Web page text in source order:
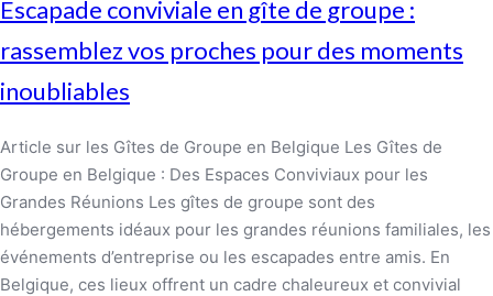
Escapade conviviale en gîte de groupe :
rassemblez vos proches pour des moments
inoubliables
Article sur les Gîtes de Groupe en Belgique Les Gîtes de
Groupe en Belgique : Des Espaces Conviviaux pour les
Grandes Réunions Les gîtes de groupe sont des
hébergements idéaux pour les grandes réunions familiales, les
événements d’entreprise ou les escapades entre amis. En
Belgique, ces lieux offrent un cadre chaleureux et convivial